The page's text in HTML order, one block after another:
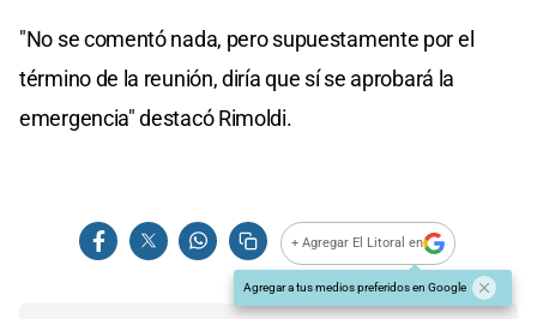
"No se comentó nada, pero supuestamente por el
término de la reunión, diría que sí se aprobará la
emergencia" destacó Rimoldi.
+ Agregar El Litoral en
Agregar a tus medios preferidos en Google